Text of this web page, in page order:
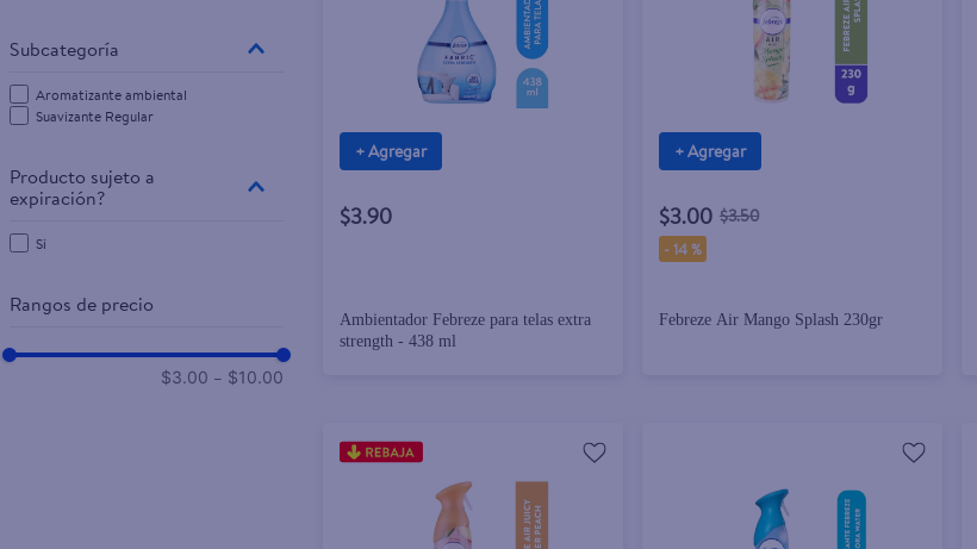
Aromatizante ambiental
Suavizante Regular
Producto sujeto a
expiración?
Sí
Rangos de precio
$3.00 – $10.00
+ Agregar
$3.90
Ambientador Febreze para telas extra
strength - 438 ml
+ Agregar
$3.00 $3.50
-14 %
Febreze Air Mango Splash 230gr